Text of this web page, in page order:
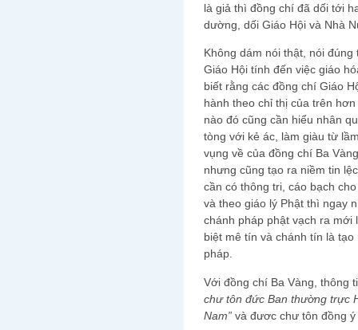
là giả thì đồng chí đã dối tới
dường, dối Giáo Hội và Nhà
Không dám nói thật, nói
Giáo Hội tính đến việc giáo
biết rằng các đồng chí Giáo
hành theo chỉ thị của trên
nào đó cũng cần hiểu nhân
tòng với kẻ ác, làm giàu từ
vụng về của đồng chí Ba
nhưng cũng tạo ra niềm tin
cần có thông tri, cáo bạch
và theo giáo lý Phật thì ngay
chánh pháp phật vạch ra mới
biệt mê tín và chánh tín là
pháp.
Với đồng chí Ba Vàng, thông
chư tôn đức Ban thường trực
Nam” và đươc chư tôn đồng